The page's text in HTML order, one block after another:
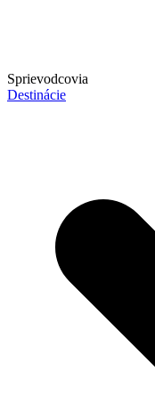
Sprievodcovia
Destinácie